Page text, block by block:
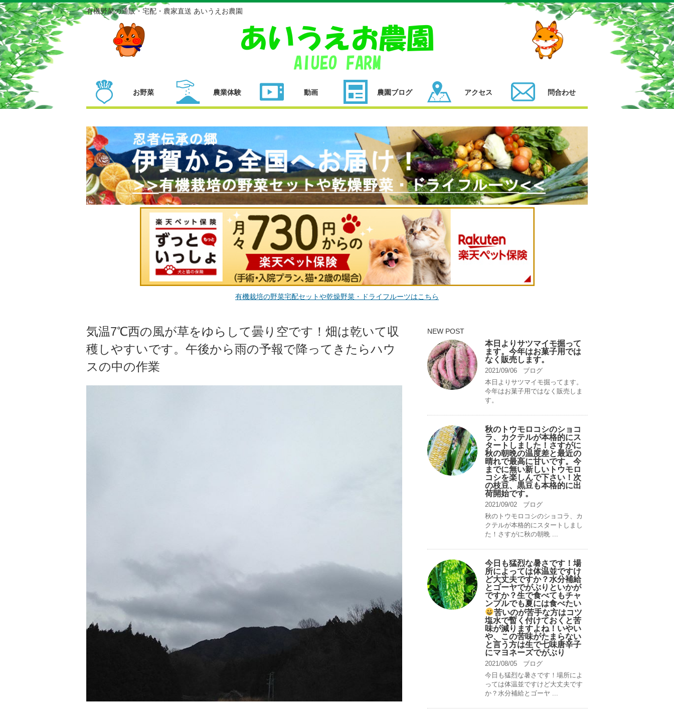
有機野菜の通販・宅配・農家直送 あいうえお農園
お野菜 農業体験 動画 農園ブログ アクセス 問合わせ
有機栽培の野菜宅配セットや乾燥野菜・ドライフルーツはこちら
気温7℃西の風が草をゆらして曇り空です！畑は乾いて収
穫しやすいです。午後から雨の予報で降ってきたらハウ
スの中の作業
NEW POST
本日よりサツマイモ掘って
ます。今年はお菓子用では
なく販売します。
2021/09/06
ブログ
本日よりサツマイモ掘ってます。
今年はお菓子用ではなく販売しま
す。
秋のトウモロコシのショコ
ラ、カクテルが本格的にス
タートしました！さすがに
秋の朝晩の温度差と最近の
晴れで最高に甘いです。今
までに無い新しいトウモロ
コシを楽しんで下さい！次
の枝豆、黒豆も本格的に出
荷開始です。
2021/09/02
ブログ
秋のトウモロコシのショコラ、カ
クテルが本格的にスタートしまし
た！さすがに秋の朝晩 ...
今日も猛烈な暑さです！場
所によっては体温並ですけ
ど大丈夫ですか？水分補給
とゴーヤでがぶりといかが
ですか？生で食べてもチャ
ンプルでも夏には食べたい
苦いのが苦手な方はコツ
塩水で暫く付けておくと苦
味が減りますよね！いやい
や、この苦味がたまらない
と言う方は生で七味唐辛子
にマヨネーズでがぶり
2021/08/05
ブログ
今日も猛烈な暑さです！場所によ
っては体温並ですけど大丈夫です
か？水分補給とゴーヤ ...